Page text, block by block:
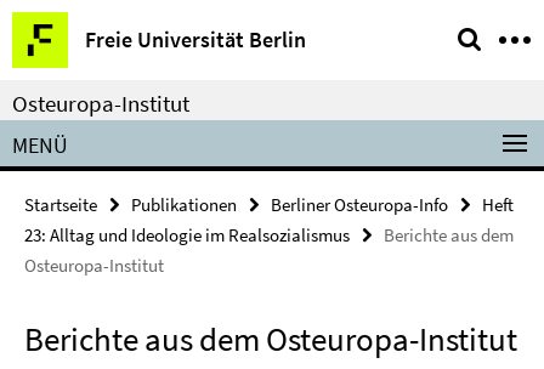
Springe
direkt
zu
Inhalt
Freie Universität Berlin
Service-
Navigation
Osteuropa-Institut
MENÜ
Startseite Publikationen Berliner Osteuropa-Info
Heft
23: Alltag und Ideologie im Realsozialismus
Berichte aus dem
Osteuropa-Institut
Berichte aus dem Osteuropa-Institut